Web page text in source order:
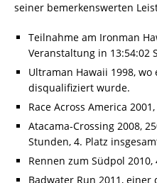
seiner bemerkenswerten
Teilnahme am Ironman
Veranstaltung in 13:54:02
Ultraman Hawaii 1998,
disqualifiziert wurde.
Race Across America
Atacama-Crossing 2008,
Stunden, 4. Platz
Rennen zum Südpol
Badwater Run 2011,